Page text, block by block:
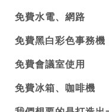
免費水電、網路
免費黑白彩色事務機
免費會議室使用
免費冰箱、咖啡機